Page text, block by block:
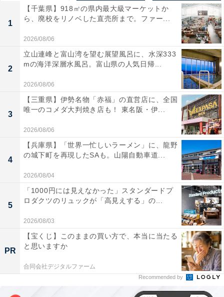
1
【千葉県】918㎡の県内最大級マーケットか
ら、廃校をリノベした直売所まで。ファー...
2026/08/06
2
立山連峰と富山湾を望む展望風呂に、水深333
mの海洋深層水風呂。富山県の人気日帰...
2026/08/06
3
【三重県】伊勢名物「赤福」の直営店に、全国
唯一のコメダ大判焼き店も！ 東名阪・伊...
2026/08/06
4
【兵庫県】「世界一忙しいラーメン」に、龍野
の城下町を再現したSAも。山陽自動車道...
2026/08/04
5
「1000円には見えなかった」スタンダードプ
ロダクツのリュックが「高見えする」の...
2026/08/03
PR
【宝くじ】このままの買い方で、本当に当たる
と思いますか
合同会社デジタルファーム
Recommended by